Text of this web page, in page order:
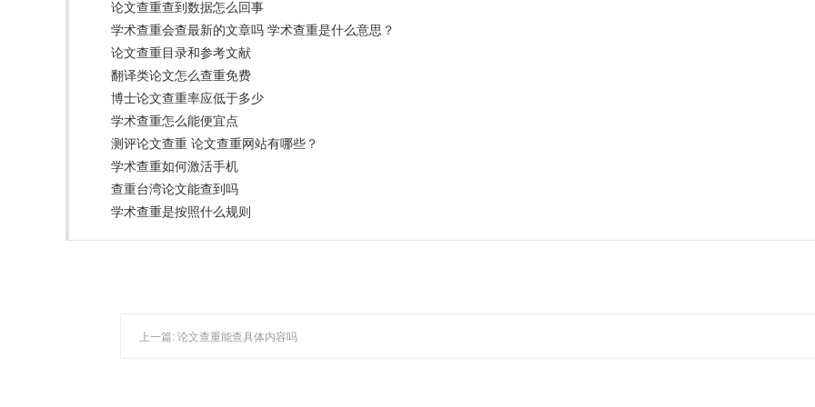
论文查重查到数据怎么回事
学术查重会查最新的文章吗 学术查重是什么意思？
论文查重目录和参考文献
翻译类论文怎么查重免费
博士论文查重率应低于多少
学术查重怎么能便宜点
测评论文查重 论文查重网站有哪些？
学术查重如何激活手机
查重台湾论文能查到吗
学术查重是按照什么规则
上一篇: 论文查重能查具体内容吗